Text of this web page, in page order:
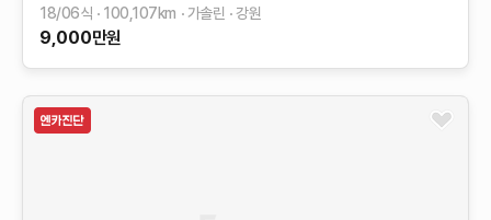
18/06식 100,107km 가솔린 강원
9,000만원